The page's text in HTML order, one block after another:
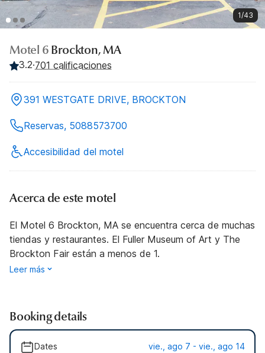
1/43
Motel 6 Brockton, MA
3.2·701 calificaciones
391 WESTGATE DRIVE, BROCKTON
Reservas, 5088573700
Accesibilidad del motel
Acerca de este motel
El Motel 6 Brockton, MA se encuentra cerca de muchas
tiendas y restaurantes. El Fuller Museum of Art y The
Brockton Fair están a menos de 1.
Leer más
Booking details
Dates vie., ago 7 - vie., ago 14